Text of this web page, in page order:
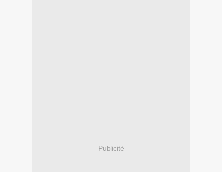
Publicité